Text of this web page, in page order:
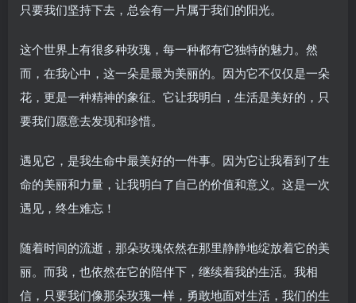
只要我们坚持下去，总会有一片属于我们的阳光。
这个世界上有很多种玫瑰，每一种都有它独特的魅力。然
而，在我心中，这一朵是最为美丽的。因为它不仅仅是一朵
花，更是一种精神的象征。它让我明白，生活是美好的，只
要我们愿意去发现和珍惜。
遇见它，是我生命中最美好的一件事。因为它让我看到了生
命的美丽和力量，让我明白了自己的价值和意义。这是一次
遇见，终生难忘！
随着时间的流逝，那朵玫瑰依然在那里静静地绽放着它的美
丽。而我，也依然在它的陪伴下，继续着我的生活。我相
信，只要我们像那朵玫瑰一样，勇敢地面对生活，我们的生